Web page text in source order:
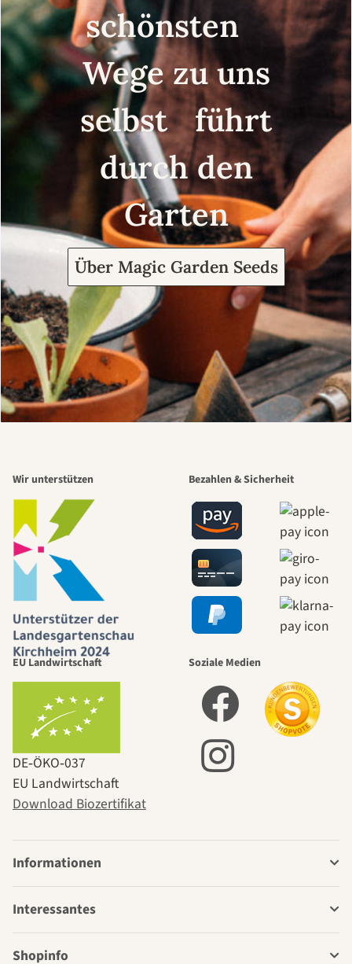
schönsten
Wege zu uns
selbst führt
durch den
Garten
Über Magic Garden Seeds
Wir unterstützen Bezahlen & Sicherheit
EU Landwirtschaft
DE‑ÖKO‑037
EU Landwirtschaft
Download Biozertifikat
Soziale Medien
Informationen
Interessantes
Shopinfo